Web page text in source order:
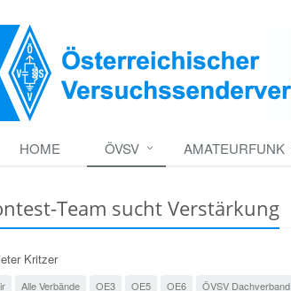
HOME ÖVSV AMATEURFUNK
Team sucht Verstärkung
Kritzer
Alle Verbände OE3 OE5 OE6 ÖVSV Dachverband